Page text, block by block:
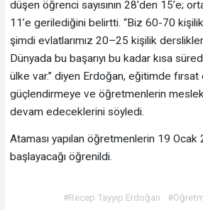
düşen öğrenci sayısının 28’den 15’e;
11’e gerilediğini belirtti. “Biz 60-70
şimdi evlatlarımız 20–25 kişilik
Dünyada bu başarıyı bu kadar kısa
ülke var.” diyen Erdoğan, eğitimde fırsat
güçlendirmeye ve öğretmenlerin
devam edeceklerini söyledi.
Ataması yapılan öğretmenlerin 19
başlayacağı öğrenildi.
#Recep Tayyip Erdoğan